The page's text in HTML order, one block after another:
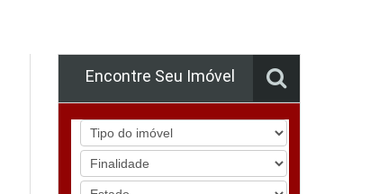
Encontre Seu Imóvel